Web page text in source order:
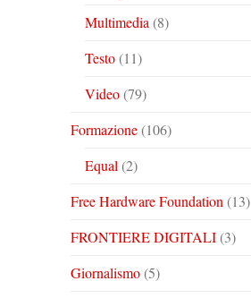
Multimedia (8)
Testo(11)
Video(79)
Formazione(106)
Equal (2)
Free Hardware Foundation (13)
FRONTIERE DIGITALI(3)
Giornalismo(5)